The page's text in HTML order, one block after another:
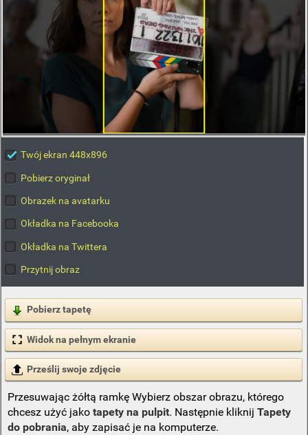
Twój ekran 448x896
Pobierz oryginał
Obrazek na avatarku
Okładka na Facebooka
Okładka na Twittera
Przytnij obraz
Pobierz tapetę
Widok na pełnym ekranie
Prześlij swoje zdjęcie
Przesuwając żółtą ramkę Wybierz obszar obrazu, którego
chcesz użyć jako tapety na pulpit. Następnie kliknij Tapety
do pobrania, aby zapisać je na komputerze.